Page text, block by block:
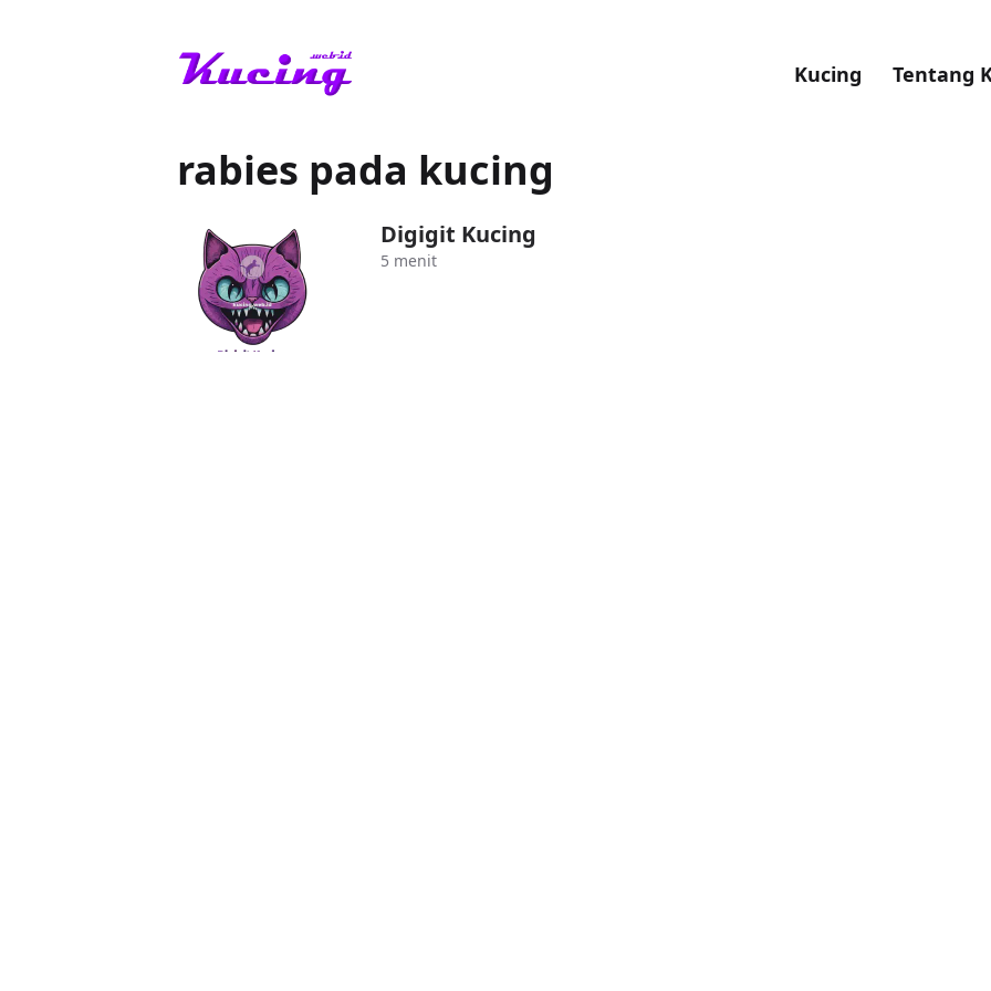
Kucing Tentang
rabies pada kucing
Digigit Kucing
5 menit